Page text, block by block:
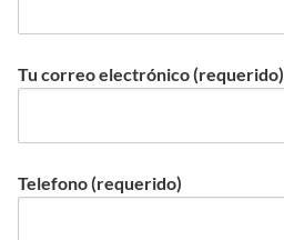
Tu correo electrónico (requerido)
Telefono (requerido)